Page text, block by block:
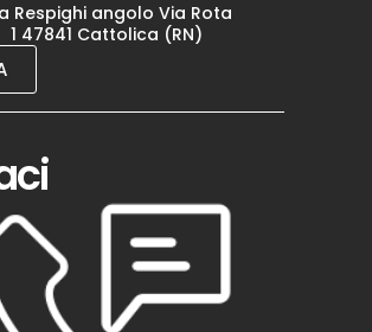
Respighi angolo Via Rota
1 47841 Cattolica (RN)